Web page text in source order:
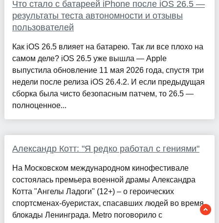
Что стало с батареей iPhone после iOS 26.5 —
результаты теста автономности и отзывы
пользователей
Как iOS 26.5 влияет на батарею. Так ли все плохо на
самом деле? iOS 26.5 уже вышла — Apple
выпустила обновление 11 мая 2026 года, спустя три
недели после релиза iOS 26.4.2. И если предыдущая
сборка была чисто безопасным патчем, то 26.5 —
полноценное...
Александр Котт: "Я редко работал с гениями"
На Московском международном кинофестивале
состоялась премьера военной драмы Александра
Котта "Ангелы Ладоги" (12+) – о героических
спортсменах-буеристах, спасавших людей во время
блокады Ленинграда. Metro поговорило с